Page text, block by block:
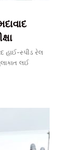
હાઈ-સ્પીડ રેલ
લઈ